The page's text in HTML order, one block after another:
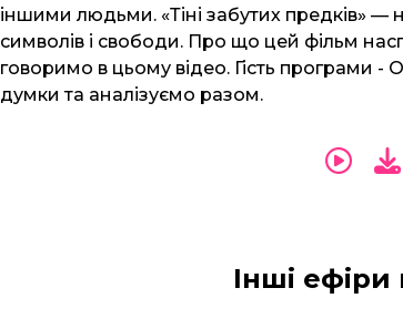
іншими людьми. «Тіні забутих предків» —
символів і свободи. Про що цей фільм
говоримо в цьому відео. Гість програми
думки та аналізуємо разом.
Інші